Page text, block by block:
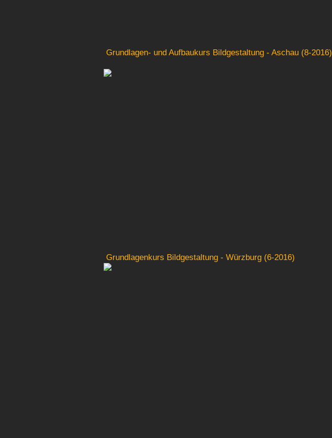
Grundlagen- und Aufbaukurs Bildgestaltung - Aschau (8-2016)
Grundlagenkurs Bildgestaltung - Würzburg (6-2016)